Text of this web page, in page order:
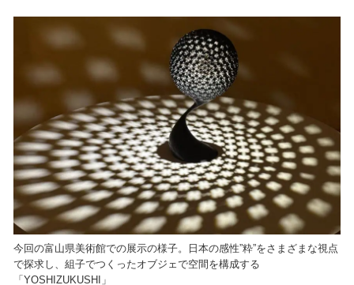
今回の富山県美術館での展示の様子。日本の感性”粋”をさまざまな視点
で探求し、組子でつくったオブジェで空間を構成する
「YOSHIZUKUSHI」